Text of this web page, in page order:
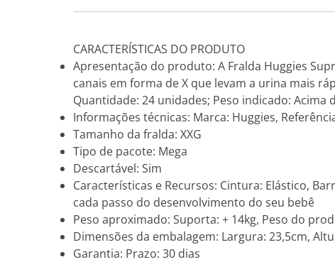
CARACTERÍSTICAS DO PRODUTO
Apresentação do produto: A Fralda Huggies
canais em forma de X que levam a urina mais
Quantidade: 24 unidades; Peso indicado: Acima
Informações técnicas: Marca: Huggies,
Tamanho da fralda: XXG
Tipo de pacote: Mega
Descartável: Sim
Características e Recursos: Cintura: Elástico,
cada passo do desenvolvimento do seu bebê
Peso aproximado: Suporta: + 14kg, Peso do
Dimensões da embalagem: Largura: 23,5cm,
Garantia: Prazo: 30 dias